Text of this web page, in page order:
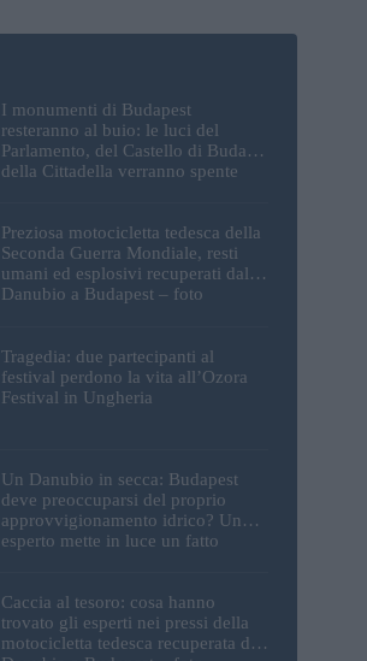
I monumenti di Budapest
resteranno al buio: le luci del
Parlamento, del Castello di Buda e
della Cittadella verranno spente
Preziosa motocicletta tedesca della
Seconda Guerra Mondiale, resti
umani ed esplosivi recuperati dal
Danubio a Budapest – foto
Tragedia: due partecipanti al
festival perdono la vita all’Ozora
Festival in Ungheria
Un Danubio in secca: Budapest
deve preoccuparsi del proprio
approvvigionamento idrico? Un
esperto mette in luce un fatto
Caccia al tesoro: cosa hanno
trovato gli esperti nei pressi della
motocicletta tedesca recuperata dal